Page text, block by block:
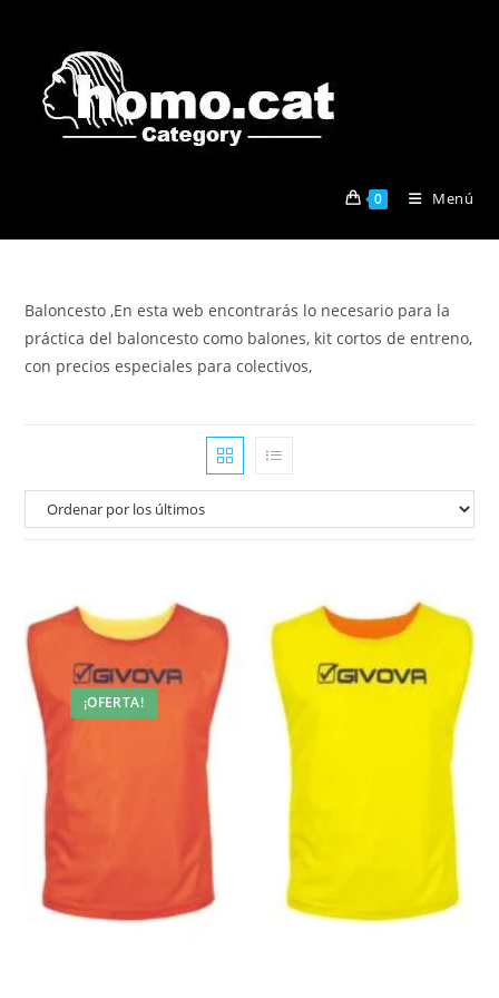
contenido
0 Menú
Baloncesto ,En esta web encontrarás lo necesario para la
práctica del baloncesto como balones, kit cortos de entreno,
con precios especiales para colectivos,
¡OFERTA!